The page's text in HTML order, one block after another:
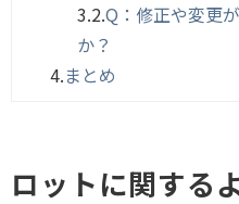
3.2.Q：修正や変更
か？
4.まとめ
ロットに関する